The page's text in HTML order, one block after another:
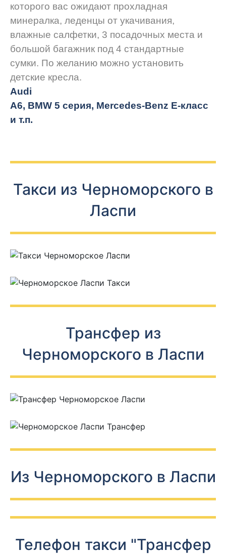
которого вас ожидают прохладная
минералка, леденцы от укачивания,
влажные салфетки, 3 посадочных места и
большой багажник под 4 стандартные
сумки. По желанию можно установить
детские кресла.
Audi
A6, BMW 5 серия, Mercedes-Benz E-класс
и т.п.
Такси из Черноморского в
Ласпи
Трансфер из
Черноморского в Ласпи
Из Черноморского в Ласпи
Телефон такси "Трансфер